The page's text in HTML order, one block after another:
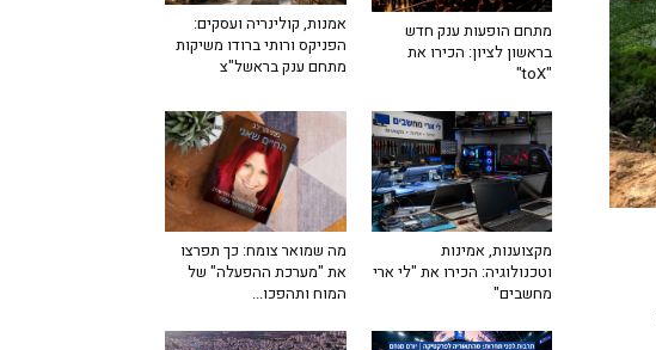
אמנות, קולינריה ועסקים:
הפניקס ורותי ברודו משיקות
מתחם ענק בראשל"צ
מתחם הופעות ענק חדש
בראשון לציון: הכירו את
"toX"
מה שמואר צומח: כך תפרצו
את "מערכת ההפעלה" של
המוח ותהפכו...
מקצוענות, אמינות
וטכנולוגיה: הכירו את "לי ארי
מחשבים"